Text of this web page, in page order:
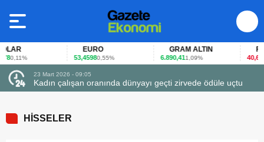
0,11%
EURO
53,45980,55%
GRAM ALTIN
6.890,411,09%
FAİZ
40,65-
23 Mart 2026 - 09:05
Kadın çalışan oranında dünyayı geçti zirvede ödüle uçtu
HİSSELER